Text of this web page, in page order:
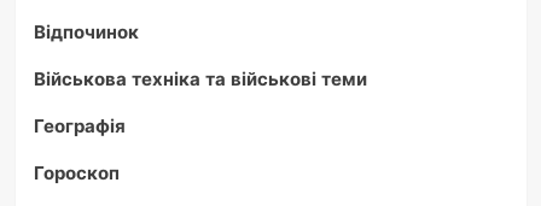
Відпочинок
Військова техніка та військові теми
Географія
Гороскоп